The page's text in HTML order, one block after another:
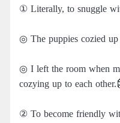
① Literally, to snuggle
◎ The puppies cozied up
◎ I left the room when
cozying up to each
② To become friendly